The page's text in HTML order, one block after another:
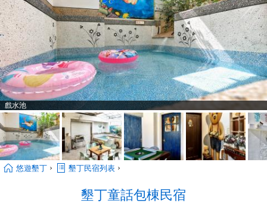
戲水池
悠遊墾丁 › 墾丁民宿列表 ›
墾丁童話包棟民宿